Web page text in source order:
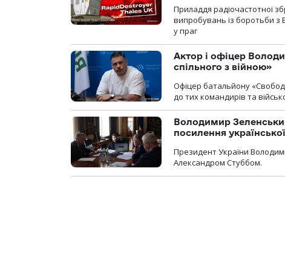
Приладдя радіочастотної
випробувань із боротьби з
у праг
Актор і офіцер
спільного з війною»
Офіцер батальйону
до тих командирів та
Володимир
посилення
Президент України
Александром Стуббом.